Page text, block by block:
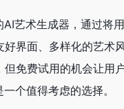
艺术生成器，通过将
好界面、多样化的艺
免费试用的机会让用
个值得考虑的选择。